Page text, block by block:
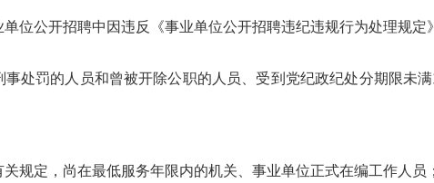
单位公开招聘中因违反《事业单位公开招聘违纪违规行为处理规
事处罚的人员和曾被开除公职的人员、受到党纪政纪处分期限
关规定，尚在最低服务年限内的机关、事业单位正式在编工作人员；